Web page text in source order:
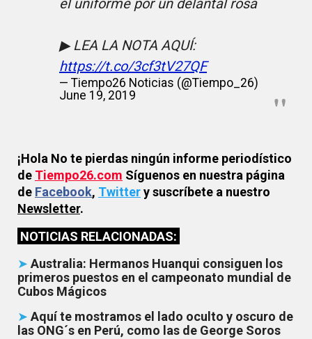
el uniforme por un delantal rosa
▶ LEA LA NOTA AQUÍ:
https://t.co/3cf3tV27QF
— Tiempo26 Noticias (@Tiempo_26)
June 19, 2019
¡Hola No te pierdas ningún informe periodístico
de Tiempo26.com Síguenos en nuestra página
de Facebook, Twittery suscríbete a nuestro
Newsletter.
NOTICIAS RELACIONADAS:
➤ Australia: Hermanos Huanqui consiguen los
primeros puestos en el campeonato mundial de
Cubos Mágicos
➤ Aquí te mostramos el lado oculto y oscuro de
las ONG´s en Perú, como las de George Soros